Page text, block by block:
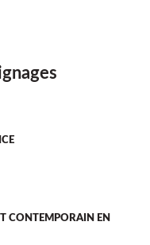
CONTEMPORAIN EN